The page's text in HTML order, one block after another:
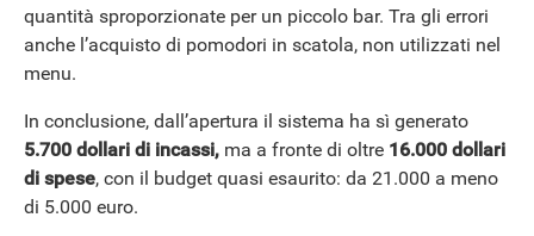
quantità sproporzionate per un piccolo bar. Tra gli errori
anche l’acquisto di pomodori in scatola, non utilizzati nel
menu.
In conclusione, dall’apertura il sistema ha sì generato
5.700 dollari di incassi, ma a fronte di oltre 16.000 dollari
di spese, con il budget quasi esaurito: da 21.000 a meno
di 5.000 euro.